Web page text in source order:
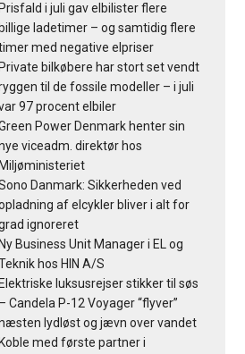
Prisfald i juli gav elbilister flere
billige ladetimer – og samtidig flere
med negative elpriser
Private bilkøbere har stort set vendt
til de fossile modeller – i juli
97 procent elbiler
Power Denmark henter sin
viceadm. direktør hos
Miljøministeriet
Danmark: Sikkerheden ved
af elcykler bliver i alt for
ignoreret
Ny Business Unit Manager i EL og
hos HIN A/S
Elektriske luksusrejser stikker til søs
– Candela P-12 Voyager “flyver”
lydløst og jævn over vandet
Koble med første partner i